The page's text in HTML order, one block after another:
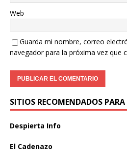
Web
Guarda mi nombre, correo
navegador para la próxima vez que
SITIOS RECOMENDADOS
Despierta Info
El Cadenazo